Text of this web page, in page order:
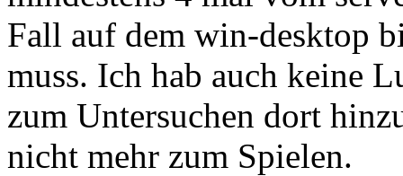
Fall auf dem win-desktop
muss. Ich hab auch keine
zum Untersuchen dort
nicht mehr zum Spielen.